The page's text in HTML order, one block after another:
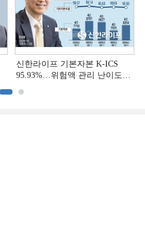
신한라이프 기본자본 K-ICS
95.93%…위험액 관리 난이도